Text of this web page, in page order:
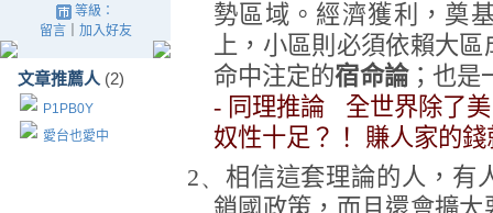
等級：
留言｜ 加入好友
文章推薦人 (2)
P1PB0Y
愛台也愛中
勢區域。經濟獲利，奠
上，小區則必須依賴大區
命中注定的宿命論；也是
- 同理推論 全世界除了
奴性十足？！ 賺人家的
2、 相信這套理論的人，有